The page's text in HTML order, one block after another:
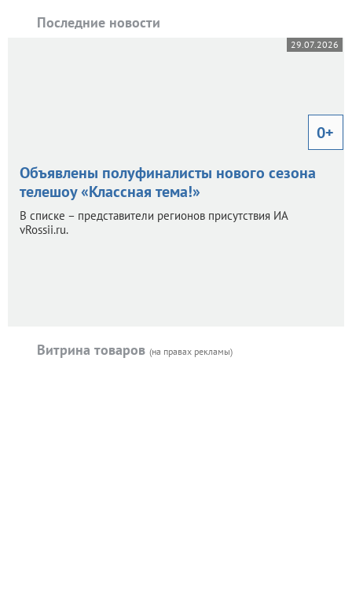
Последние новости
29.07.2026
0+
Объявлены полуфиналисты нового сезона
телешоу «Классная тема!»
В списке – представители регионов присутствия ИА
vRossii.ru.
Витрина товаров (на правах рекламы)